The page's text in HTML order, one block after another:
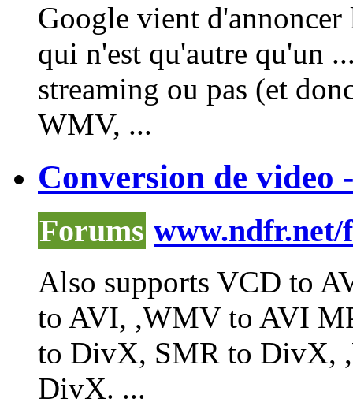
Google vient
qui n'est qu'autre qu'un
streaming ou pas (et
WMV, ...
Conversion de video
Forums www.ndfr.net/
Also supports VCD to
to AVI, ,WMV to AVI
to DivX, SMR to DivX,
DivX. ...